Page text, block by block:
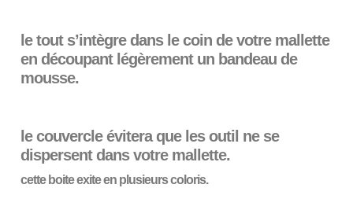
le tout s’intègre dans le coin de votre mallette
en découpant légèrement un bandeau de
mousse.
le couvercle évitera que les outil ne se
dispersent dans votre mallette.
cette boite exite en plusieurs coloris.